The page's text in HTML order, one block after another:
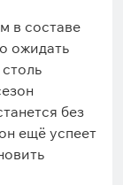
в составе
ожидать
без
ещё успеет